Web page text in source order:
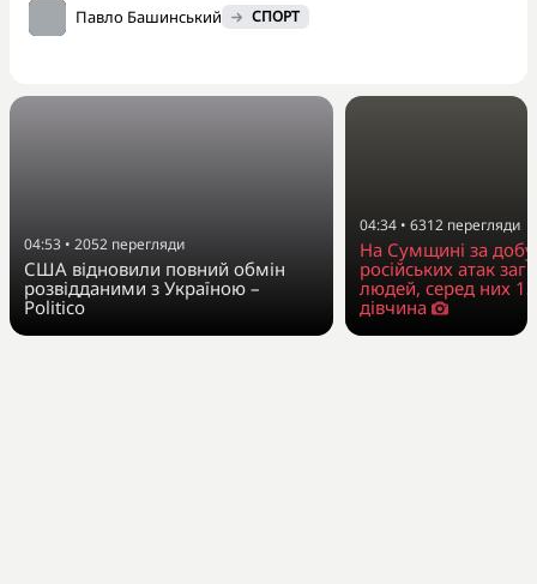
Павло Башинський СПОРТ
04:53 • 2052 перегляди
США відновили повний обмін
розвідданими з Україною –
Politico
04:34 • 6312 перегляди
На Сумщині за добу
російських атак
людей, серед них
дівчина